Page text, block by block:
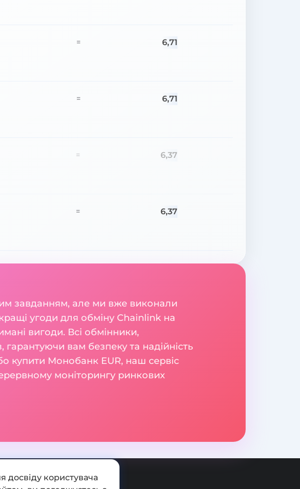
= 6,71
= 6,71
= 6,37
= 6,37
завданням, але ми вже виконали
угоди для обміну Chainlink на
вигоди. Всі обмінники,
вам безпеку та надійність
купити Монобанк EUR, наш сервіс
моніторингу ринкових
користувача